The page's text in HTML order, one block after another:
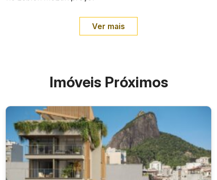
Ver mais
Imóveis Próximos